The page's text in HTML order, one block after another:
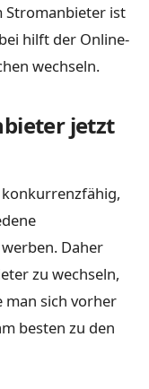
Stromanbieter ist
hilft der Online-
wechseln.
jetzt
Daher
zu wechseln,
man sich vorher
besten zu den